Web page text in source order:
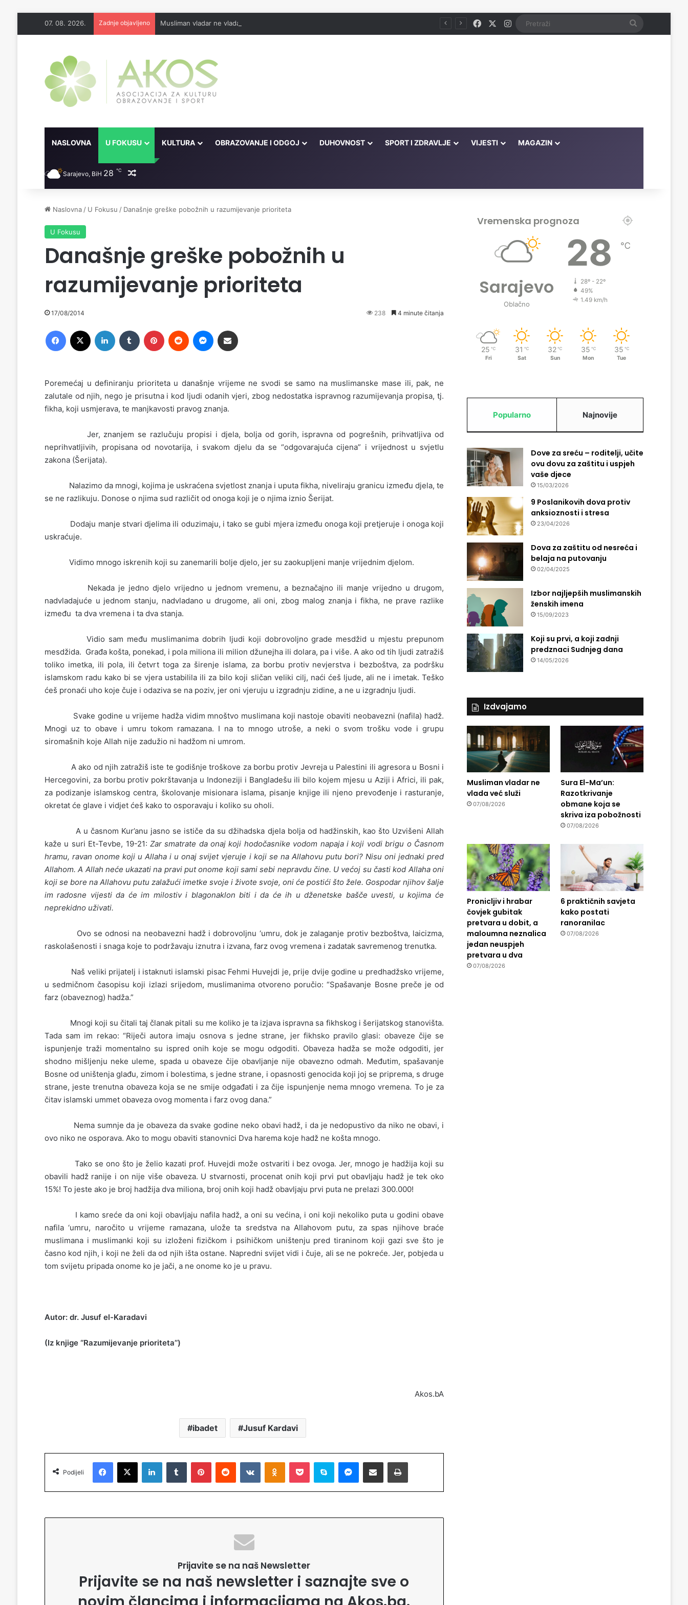
07. 08. 2026. Zadnje objavljeno Musliman vladar ne vlada već služi FacebookInstagram Pretraži
NASLOVNA U FOKUSU KULTURA OBRAZOVANJE I ODGOJ DUHOVNOST SPORT I ZDRAVLJE VIJESTI MAGAZIN
Sarajevo, BiH 28 ℃ Random članak
Naslovna / U Fokusu / Današnje greške pobožnih u razumijevanje prioriteta
U Fokusu
Današnje greške pobožnih u
razumijevanje prioriteta
17/08/2014 238 4 minute čitanja
Poremećaj u definiranju prioriteta u današnje vrijeme ne svodi se samo na muslimanske mase ili, pak, ne
zalutale od njih, nego je prisutna i kod ljudi odanih vjeri, zbog nedostatka ispravnog razumijevanja propisa, tj.
fikha, koji usmjerava, te manjkavosti pravog znanja.
Jer, znanjem se razlučuju propisi i djela, bolja od gorih, ispravna od pogrešnih, prihvatljiva od
neprihvatljivih, propisana od novotarija, i svakom djelu da se “odgovarajuća cijena” i vrijednost u svjetlu
zakona (Šerijata).
Nalazimo da mnogi, kojima je uskraćena svjetlost znanja i uputa fikha, niveliraju granicu između djela, te
se ne razlikuju. Donose o njima sud različit od onoga koji je o njima iznio Šerijat.
Dodaju manje stvari djelima ili oduzimaju, i tako se gubi mjera između onoga koji pretjeruje i onoga koji
uskraćuje.
Vidimo mnogo iskrenih koji su zanemarili bolje djelo, jer su zaokupljeni manje vrijednim djelom.
Nekada je jedno djelo vrijedno u jednom vremenu, a beznačajno ili manje vrijedno u drugom,
nadvladajuće u jednom stanju, nadvladano u drugome, ali oni, zbog malog znanja i fikha, ne prave razlike
između ta dva vremena i ta dva stanja.
Vidio sam među muslimanima dobrih ljudi koji dobrovoljno grade mesdžid u mjestu prepunom
mesdžida. Građa košta, ponekad, i pola miliona ili milion džunejha ili dolara, pa i više. A ako od tih ljudi zatražiš
toliko imetka, ili pola, ili četvrt toga za širenje islama, za borbu protiv nevjerstva i bezboštva, za podršku
islamskom radu kako bi se vjera ustabilila ili za bilo koji sličan veliki cilj, naći ćeš ljude, ali ne i imetak. Teško
ćeš pronaći uho koje čuje i odaziva se na poziv, jer oni vjeruju u izgradnju zidine, a ne u izgradnju ljudi.
Svake godine u vrijeme hadža vidim mnoštvo muslimana koji nastoje obaviti neobavezni (nafila) hadž.
Mnogi uz to obave i umru tokom ramazana. I na to mnogo utroše, a neki o svom trošku vode i grupu
siromašnih koje Allah nije zadužio ni hadžom ni umrom.
A ako od njih zatražiš iste te godišnje troškove za borbu protiv Jevreja u Palestini ili agresora u Bosni i
Hercegovini, za borbu protiv pokrštavanja u Indoneziji i Bangladešu ili bilo kojem mjesu u Aziji i Africi, ili pak,
za podizanje islamskog centra, školovanje misionara islama, pisanje knjige ili njeno prevođenje i rasturanje,
okretat će glave i vidjet ćeš kako to osporavaju i koliko su oholi.
A u časnom Kur’anu jasno se ističe da su džihadska djela bolja od hadžinskih, kao što Uzvišeni Allah
kaže u suri Et-Tevbe, 19-21: Zar smatrate da onaj koji hodočasnike vodom napaja i koji vodi brigu o Časnom
hramu, ravan onome koji u Allaha i u onaj svijet vjeruje i koji se na Allahovu putu bori? Nisu oni jednaki pred
Allahom. A Allah neće ukazati na pravi put onome koji sami sebi nepravdu čine. U većoj su časti kod Allaha oni
koji se bore na Allahovu putu zalažući imetke svoje i živote svoje, oni će postići što žele. Gospodar njihov šalje
im radosne vijesti da će im milostiv i blagonaklon biti i da će ih u dženetske bašče uvesti, u kojima će
neprekidno uživati.
Ovo se odnosi na neobavezni hadž i dobrovoljnu ‘umru, dok je zalaganje protiv bezboštva, laicizma,
raskolašenosti i snaga koje to podržavaju iznutra i izvana, farz ovog vremena i zadatak savremenog trenutka.
Naš veliki prijatelj i istaknuti islamski pisac Fehmi Huvejdi je, prije dvije godine u predhadžsko vrijeme,
u sedmičnom časopisu koji izlazi srijedom, muslimanima otvoreno poručio: “Spašavanje Bosne preče je od
farz (obaveznog) hadža.”
Mnogi koji su čitali taj članak pitali su me koliko je ta izjava ispravna sa fikhskog i šerijatskog stanovišta.
Tada sam im rekao: “Riječi autora imaju osnova s jedne strane, jer fikhsko pravilo glasi: obaveze čije se
ispunjenje traži momentalno su ispred onih koje se mogu odgoditi. Obaveza hadža se može odgoditi, jer
shodno mišljenju neke uleme, spada u obaveze čije obavljanje nije obavezno odmah. Međutim, spašavanje
Bosne od uništenja glađu, zimom i bolestima, s jedne strane, i opasnosti genocida koji joj se priprema, s druge
strane, jeste trenutna obaveza koja se ne smije odgađati i za čije ispunjenje nema mnogo vremena. To je za
čitav islamski ummet obaveza ovog momenta i farz ovog dana.”
Nema sumnje da je obaveza da svake godine neko obavi hadž, i da je nedopustivo da niko ne obavi, i
ovo niko ne osporava. Ako to mogu obaviti stanovnici Dva harema koje hadž ne košta mnogo.
Tako se ono što je želio kazati prof. Huvejdi može ostvariti i bez ovoga. Jer, mnogo je hadžija koji su
obavili hadž ranije i on nije više obaveza. U stvarnosti, procenat onih koji prvi put obavljaju hadž je tek oko
15%! To jeste ako je broj hadžija dva miliona, broj onih koji hadž obavljaju prvi puta ne prelazi 300.000!
I kamo sreće da oni koji obavljaju nafila hadž, a oni su većina, i oni koji nekoliko puta u godini obave
nafila ‘umru, naročito u vrijeme ramazana, ulože ta sredstva na Allahovom putu, za spas njihove braće
muslimana i muslimanki koji su izloženi fizičkom i psihičkom uništenju pred tiraninom koji gazi sve što je
časno kod njih, i koji ne želi da od njih išta ostane. Napredni svijet vidi i čuje, ali se ne pokreće. Jer, pobjeda u
tom svijetu pripada onome ko je jači, a ne onome ko je u pravu.
Autor: dr. Jusuf el-Karadavi
(Iz knjige ‘’Razumijevanje prioriteta’’)
Akos.bA
ibadet Jusuf Kardavi
Podijeli
Facebook X LinkedIn Tumblr Pinterest Reddit VKontakte Odnoklassniki Pocket Skype Messenger Podijeli putem Emaila Printaj
Prijavite se na naš Newsletter
Prijavite se na naš newsletter i saznajte sve o
Vremenska prognoza
Sarajevo
Oblačno
28 ℃
28º - 22º
49%
1.49 km/h
25 ℃
Fri
31 ℃
Sat
32 ℃
Sun
35 ℃
Mon
35 ℃
Tue
Popularno Najnovije
Dove za sreću – roditelji, učite
ovu dovu za zaštitu i uspjeh
vaše djece
15/03/2026
9 Poslanikovih dova protiv
anksioznosti i stresa
23/04/2026
Dova za zaštitu od nesreća i
belaja na putovanju
02/04/2025
Izbor najljepših muslimanskih
ženskih imena
15/09/2023
Koji su prvi, a koji zadnji
predznaci Sudnjeg dana
14/05/2026
Izdvajamo
Musliman vladar ne
vlada već služi
07/08/2026
Sura El-Ma’un:
Razotkrivanje
obmane koja se
skriva iza pobožnosti
07/08/2026
Pronicljiv i hrabar
čovjek gubitak
pretvara u dobit, a
maloumna neznalica
jedan neuspjeh
pretvara u dva
07/08/2026
6 praktičnih savjeta
kako postati
ranoranilac
07/08/2026